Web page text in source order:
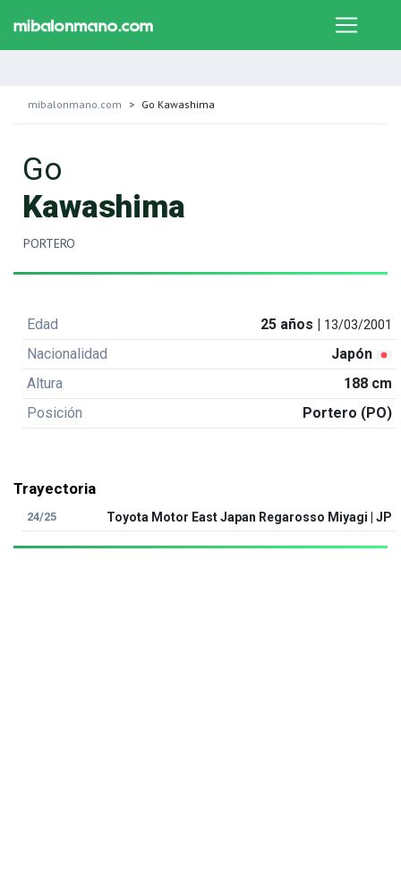
mibalonmano.com Go Kawashima
Go
Kawashima
PORTERO
Edad 25 años | 13/03/2001
Nacionalidad
Japón
Altura
188 cm
Posición
Portero (PO)
Trayectoria
24/25 Toyota Motor East Japan Regarosso Miyagi | JP